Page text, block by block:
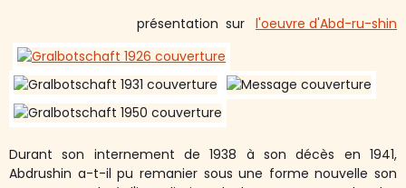
présentation sur l'oeuvre d'Abd-ru-shin
Durant son internement de 1938 à son décès en 1941,
Abdrushin a-t-il pu remanier sous une forme nouvelle son